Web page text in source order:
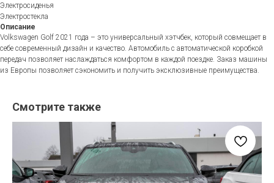
Электросиденья
Электростекла
Описание
Volkswagen Golf 2021 года – это универсальный хэтчбек, который совмещает в
себе современный дизайн и качество. Автомобиль с автоматической коробкой
передач позволяет наслаждаться комфортом в каждой поездке. Заказ машины
из Европы позволяет сэкономить и получить эксклюзивные преимущества.
Смотрите также